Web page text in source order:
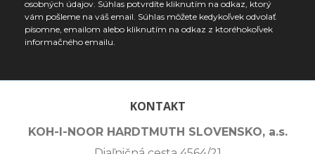
osobných údajov. Súhlas potvrdíte kliknutím na odkaz, ktorý
vám pošleme na váš email. Súhlas môžete kedykoľvek odvolať
písomne, emailom alebo kliknutím na odkaz z ktoréhokoľvek
informačného emailu.
KONTAKT
KOH-I-NOOR HARDTMUTH SLOVENSKO, a.s.